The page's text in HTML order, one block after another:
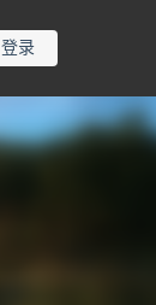
登录